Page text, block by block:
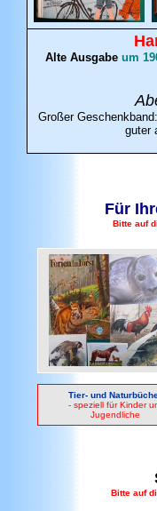
Alte Ausgabe um
Großer Geschenkband:
guter
Für
Bitte auf
Tier- und
- speziell für Kinder
Jugendliche
Bitte auf